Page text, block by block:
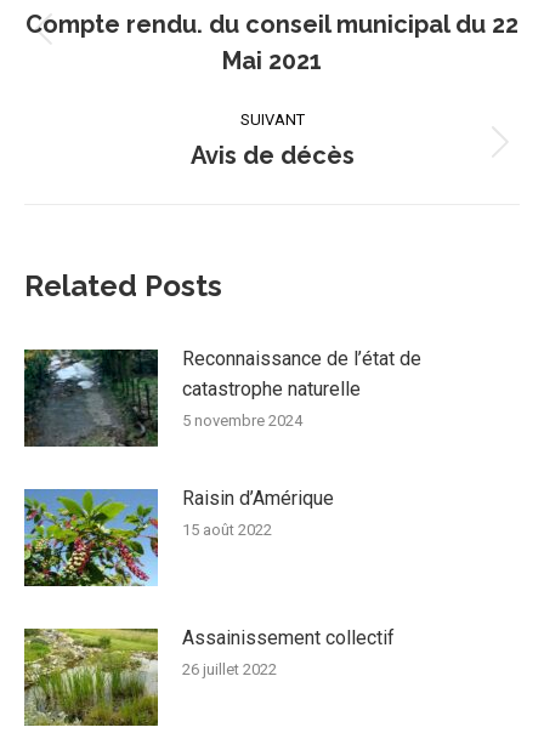
article
précédent
Compte rendu. du conseil municipal du 22
Mai 2021
SUIVANT
Article
Avis de décès
Related Posts
Reconnaissance de l’état de
catastrophe naturelle
5 novembre 2024
Raisin d’Amérique
15 août 2022
Assainissement collectif
26 juillet 2022